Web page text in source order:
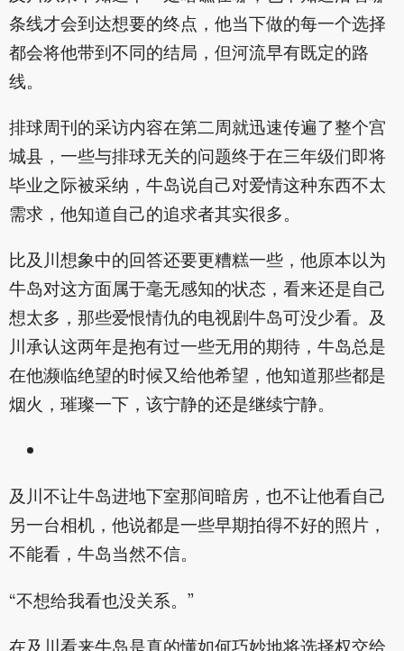
条线才会到达想要的终点，他当下做的每一个选择
都会将他带到不同的结局，但河流早有既定的路
线。
排球周刊的采访内容在第二周就迅速传遍了整个宫
城县，一些与排球无关的问题终于在三年级们即将
毕业之际被采纳，牛岛说自己对爱情这种东西不太
需求，他知道自己的追求者其实很多。
比及川想象中的回答还要更糟糕一些，他原本以为
牛岛对这方面属于毫无感知的状态，看来还是自己
想太多，那些爱恨情仇的电视剧牛岛可没少看。及
川承认这两年是抱有过一些无用的期待，牛岛总是
在他濒临绝望的时候又给他希望，他知道那些都是
烟火，璀璨一下，该宁静的还是继续宁静。
及川不让牛岛进地下室那间暗房，也不让他看自己
另一台相机，他说都是一些早期拍得不好的照片，
不能看，牛岛当然不信。
“不想给我看也没关系。”